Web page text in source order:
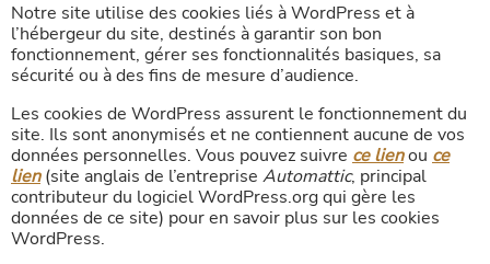
Notre site utilise des cookies liés à WordPress et à
l’hébergeur du site, destinés à garantir son bon
fonctionnement, gérer ses fonctionnalités basiques, sa
sécurité ou à des fins de mesure d’audience.
Les cookies de WordPress assurent le fonctionnement du
site. Ils sont anonymisés et ne contiennent aucune de vos
données personnelles. Vous pouvez suivre ce lienou ce
lien(site anglais de l’entreprise Automattic, principal
contributeur du logiciel WordPress.org qui gère les
données de ce site) pour en savoir plus sur les cookies
WordPress.